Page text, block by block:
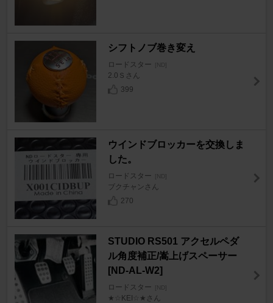
シフトノブ巻き変え
ロードスター [ND]
2.0Ｓさん
399
ウインドブロッカーを交換しま
した。
ロードスター [ND]
ブクチャンさん
270
STUDIO RS501 アクセルペダ
ル角度補正/嵩上げスペーサー
[ND-AL-W2]
ロードスター [ND]
★☆KEI☆★さん